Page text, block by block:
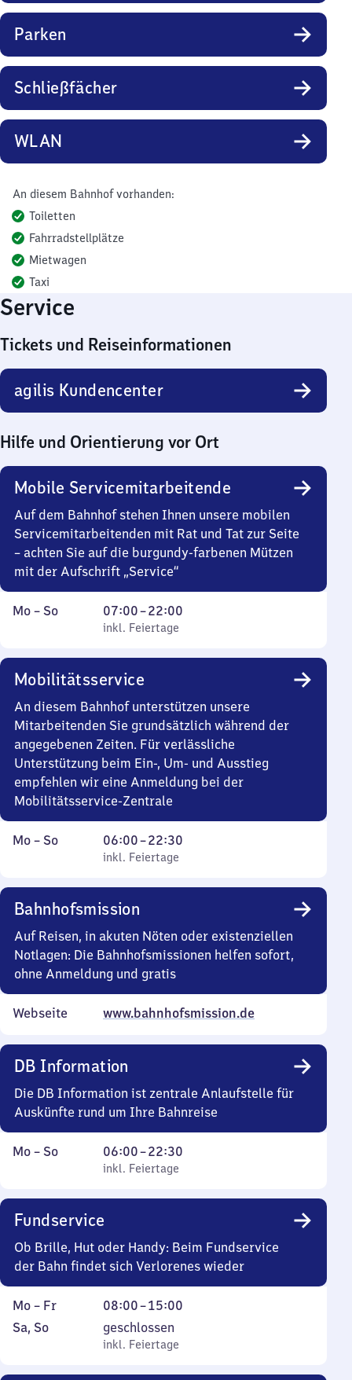
Parken
Schließfächer
WLAN
An diesem Bahnhof vorhanden:
Toiletten
Fahrradstellplätze
Mietwagen
Taxi
Service
Tickets und Reiseinformationen
agilis Kundencenter
Hilfe und Orientierung vor Ort
Mobile Servicemitarbeitende
Auf dem Bahnhof stehen Ihnen unsere mobilen
Servicemitarbeitenden mit Rat und Tat zur Seite
– achten Sie auf die burgundy-farbenen Mützen
mit der Aufschrift „Service“
Montag
Mo – So,
inkl. Feiertage
07:00–22:00
Von
7
22
Uhr
inkl. Feiertage
Mobilitätsservice
An diesem Bahnhof unterstützen unsere
Mitarbeitenden Sie grundsätzlich während der
angegebenen Zeiten. Für verlässliche
Unterstützung beim Ein-, Um- und Ausstieg
empfehlen wir eine Anmeldung bei der
Mobilitätsservice-Zentrale
Montag
Mo – So,
inkl. Feiertage
06:00–22:30
Von
6
22
Uhr
30
inkl. Feiertage
Bahnhofsmission
Auf Reisen, in akuten Nöten oder existenziellen
Notlagen: Die Bahnhofsmissionen helfen sofort,
ohne Anmeldung und gratis
Webseite www.bahnhofsmission.de
DB Information
Die DB Information ist zentrale Anlaufstelle für
Auskünfte rund um Ihre Bahnreise
Montag
Mo – So,
inkl. Feiertage
06:00–22:30
Von
6
22
Uhr
30
inkl. Feiertage
Fundservice
Ob Brille, Hut oder Handy: Beim Fundservice
der Bahn findet sich Verlorenes wieder
Montag
bis
Mo – Fr 08:00–15:00
Von
8
Uhr
Samstag
Sa, So,
inkl. Feiertage
geschlossen
inkl. Feiertage